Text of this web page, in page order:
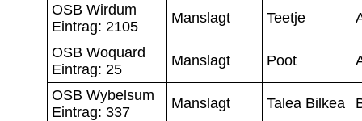
OSB Wirdum
Eintrag: 2105
Manslagt Teetje
OSB Woquard
Eintrag: 25
Manslagt Poot
OSB Wybelsum
Eintrag: 337
Manslagt Talea Bilkea